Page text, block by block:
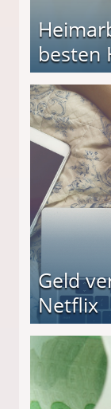
besten
Geld
Netflix